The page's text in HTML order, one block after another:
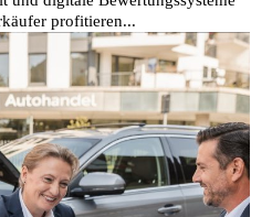
profitieren...